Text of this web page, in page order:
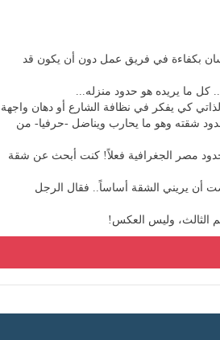
بكفاءة في فريق عمل دون أن يكون قد
كل ما يريده هو حدود منزله...
كي يفكر في نظافة الشارع أو دهان واجهة
شقته وهو ما يحارب ويناضل -حرفيا- من
مصر الجغرافية فعلاً! كنت أبحث عن شقة
أن يريني الشقة أساساً.. فقال الرجل
الثالث، وليس العكس!